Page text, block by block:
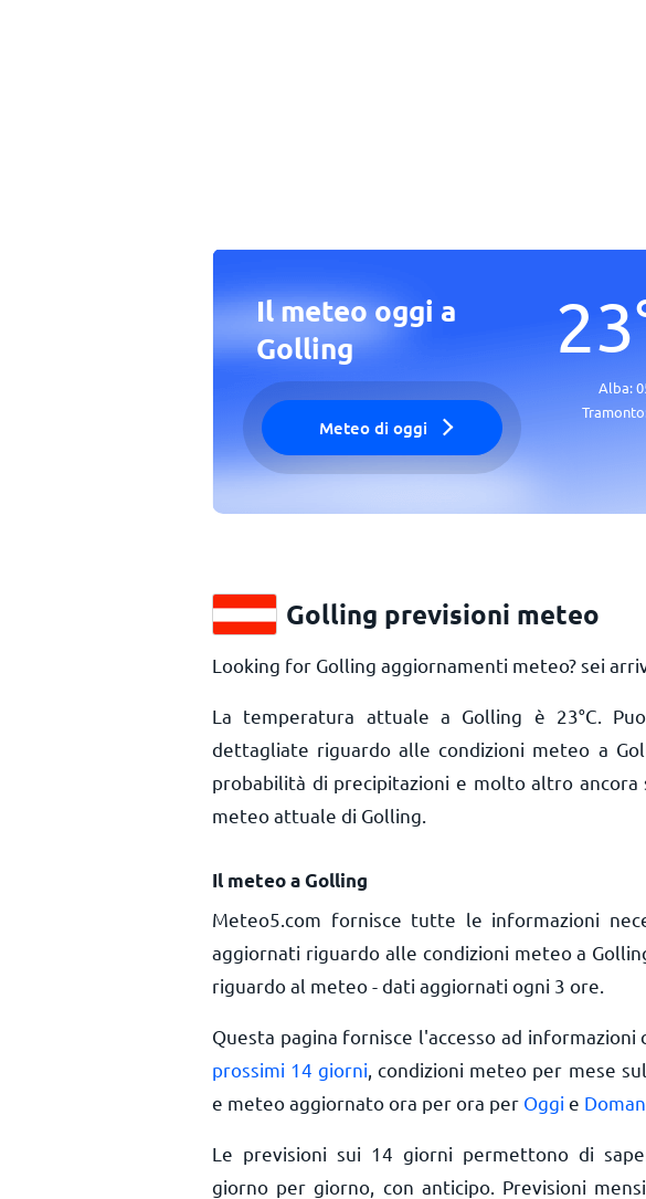
Il meteo oggi a
Golling
Meteo di oggi
23
Alba:
Golling previsioni meteo
Looking for Golling aggiornamenti meteo? sei
La temperatura attuale a Golling è 23°C .
dettagliate riguardo alle condizioni meteo a
probabilità di precipitazioni e molto altro ancora
meteo attuale di Golling.
Il meteo a Golling
Meteo5.com fornisce tutte le informazioni
aggiornati riguardo alle condizioni meteo a
riguardo al meteo - dati aggiornati ogni 3 ore.
Questa pagina fornisce l'accesso ad informazioni
prossimi 14 giorni , condizioni meteo per mese
e meteo aggiornato ora per ora per Oggi e
Le previsioni sui 14 giorni permettono di
giorno per giorno, con anticipo. Previsioni